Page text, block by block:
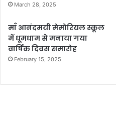
March 28, 2025
माँ आनंदमयी मेमोरियल स्कूल
में धूमधाम से मनाया गया
वार्षिक दिवस समारोह
February 15, 2025